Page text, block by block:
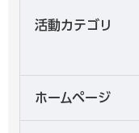
活動カテゴリ
ホームページ